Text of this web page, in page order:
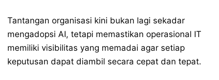
Tantangan organisasi kini bukan lagi sekadar
mengadopsi AI, tetapi memastikan operasional IT
memiliki visibilitas yang memadai agar setiap
keputusan dapat diambil secara cepat dan tepat.